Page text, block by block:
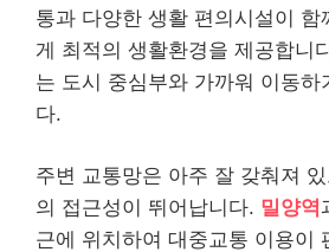
통과 다양한 생활 편의시설이 함
게 최적의 생활환경을 제공합니
는 도시 중심부와 가까워 이동하
다.
주변 교통망은 아주 잘 갖춰져
의 접근성이 뛰어납니다. 밀양역
근에 위치하여 대중교통 이용이